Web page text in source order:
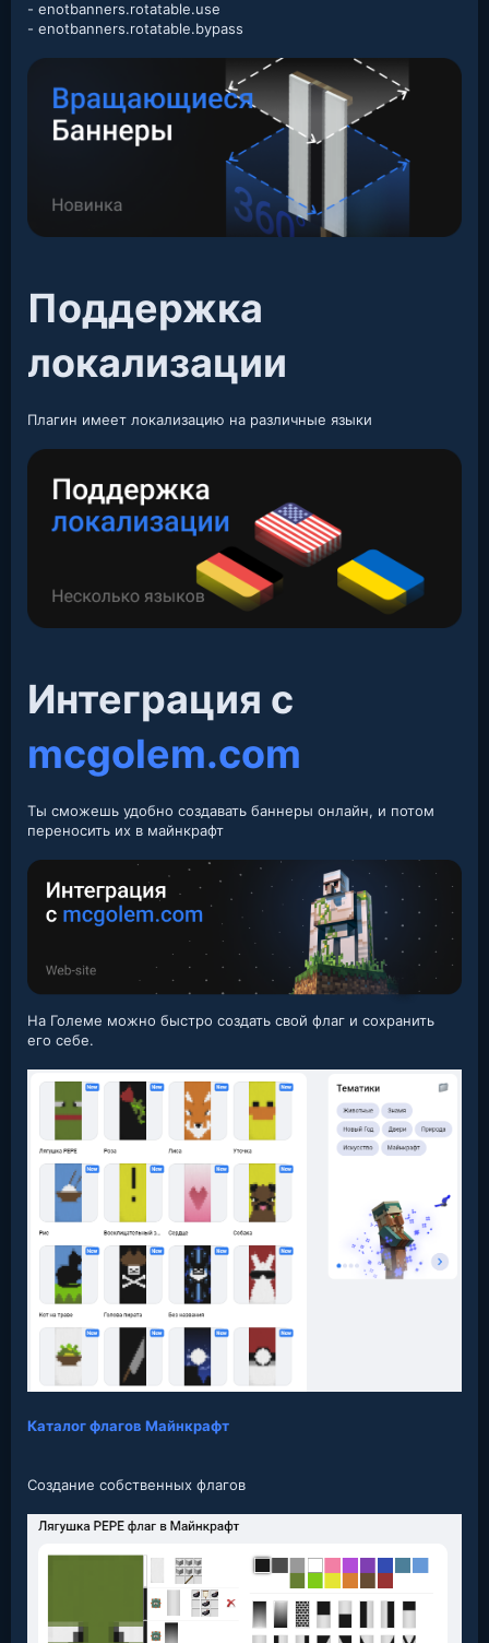
- enotbanners.rotatable.use
- enotbanners.rotatable.bypass
Поддержка
локализации​
Плагин имеет локализацию на различные языки
Интеграция с
mcgolem.com
Ты сможешь удобно создавать баннеры онлайн, и потом
переносить их в майнкрафт
На Големе можно быстро создать свой флаг и сохранить
его себе.
Каталог флагов Майнкрафт
Создание собственных флагов